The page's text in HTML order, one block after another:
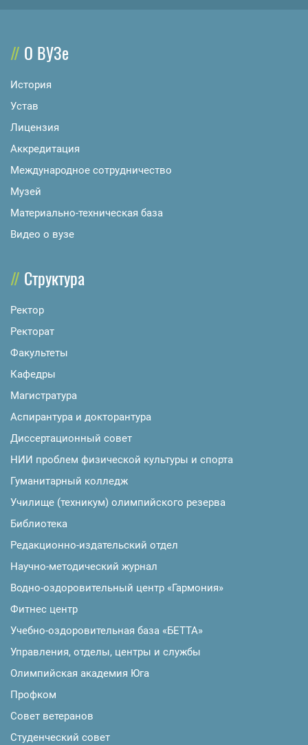
О ВУЗе
История
Устав
Лицензия
Аккредитация
Международное сотрудничество
Музей
Материально-техническая база
Видео о вузе
Структура
Ректор
Ректорат
Факультеты
Кафедры
Магистратура
Аспирантура и докторантура
Диссертационный совет
НИИ проблем физической культуры и спорта
Гуманитарный колледж
Училище (техникум) олимпийского резерва
Библиотека
Редакционно-издательский отдел
Научно-методический журнал
Водно-оздоровительный центр «Гармония»
Фитнес центр
Учебно-оздоровительная база «БЕТТА»
Управления, отделы, центры и службы
Олимпийская академия Юга
Профком
Совет ветеранов
Студенческий совет